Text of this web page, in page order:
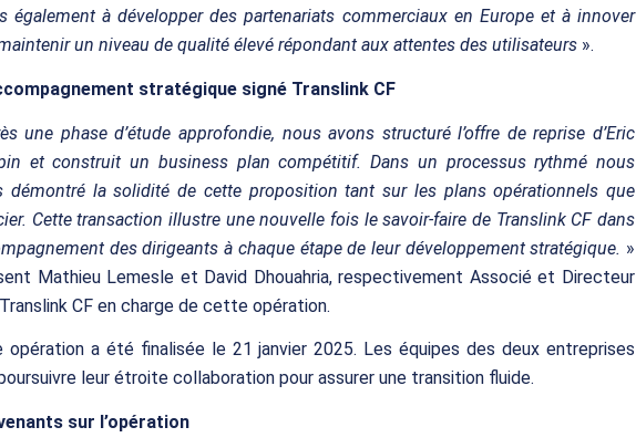
également à développer des partenariats commerciaux en Europe et à innover
un niveau de qualité élevé répondant aux attentes des utilisateurs ».
stratégique signé Translink CF
une phase d’étude approfondie, nous avons structuré l’offre de reprise d’Eric
et construit un business plan compétitif. Dans un processus rythmé nous
démontré la solidité de cette proposition tant sur les plans opérationnels que
Cette transaction illustre une nouvelle fois le savoir-faire de Translink CF dans
des dirigeants à chaque étape de leur développement stratégique. »
Mathieu Lemesle et David Dhouahria, respectivement Associé et Directeur
CF en charge de cette opération.
opération a été finalisée le 21 janvier 2025. Les équipes des deux entreprises
leur étroite collaboration pour assurer une transition fluide.
sur l’opération